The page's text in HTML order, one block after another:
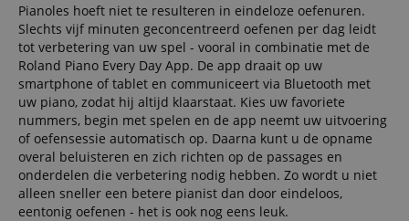
Pianoles hoeft niet te resulteren in eindeloze oefenuren.
Slechts vijf minuten geconcentreerd oefenen per dag leidt
tot verbetering van uw spel - vooral in combinatie met de
Roland Piano Every Day App. De app draait op uw
smartphone of tablet en communiceert via Bluetooth met
uw piano, zodat hij altijd klaarstaat. Kies uw favoriete
nummers, begin met spelen en de app neemt uw uitvoering
of oefensessie automatisch op. Daarna kunt u de opname
overal beluisteren en zich richten op de passages en
onderdelen die verbetering nodig hebben. Zo wordt u niet
alleen sneller een betere pianist dan door eindeloos,
eentonig oefenen - het is ook nog eens leuk.